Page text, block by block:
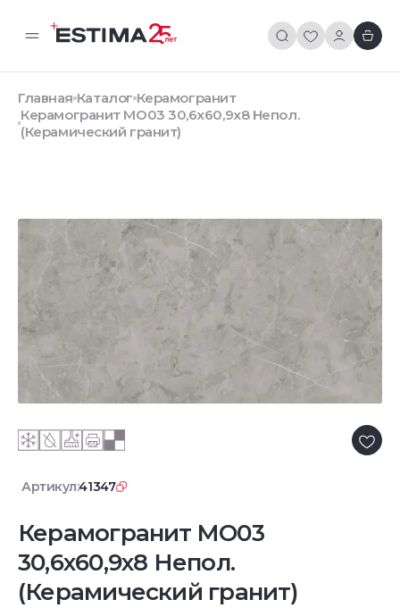
Главная Каталог Керамогранит
Керамогранит MO03 30,6x60,9x8 Непол.
(Керамический гранит)
Артикул:41347
Керамогранит MO03
30,6x60,9x8 Непол.
(Керамический гранит)